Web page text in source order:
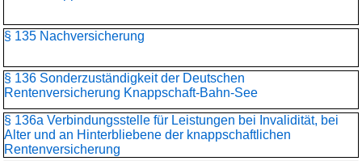
§ 135 Nachversicherung
§ 136 Sonderzuständigkeit der Deutschen
Rentenversicherung Knappschaft-Bahn-See
§ 136a Verbindungsstelle für Leistungen bei Invalidität, bei
Alter und an Hinterbliebene der knappschaftlichen
Rentenversicherung